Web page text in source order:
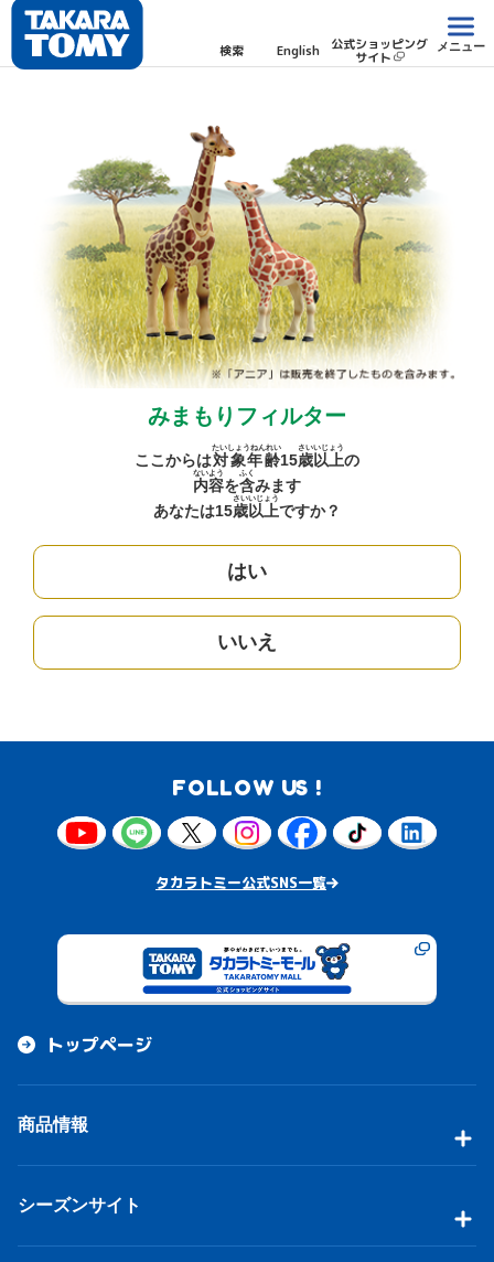
検索 English 公式ショッピング
サイト
メニュー
みまもりフィルター
ここからは対象年齢
たいしょうねんれい
15歳
さい
以上
いじょう
の
内容
ないよう
を含
ふく
みます
あなたは15歳
さい
以上
いじょう
ですか？
はい
いいえ
FOLLOW US !
タカラトミー公式SNS一覧
トップページ
商品情報
シーズンサイト